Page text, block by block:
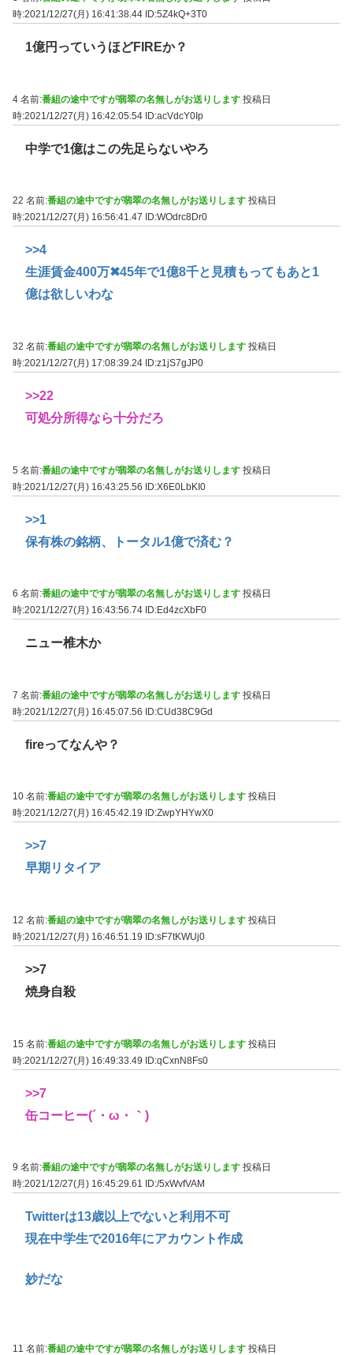
時:2021/12/27(月) 16:41:38.44 ID:5Z4kQ+3T0
1億円っていうほどFIREか？
4 名前:番組の途中ですが翡翠の名無しがお送りします 投稿日
時:2021/12/27(月) 16:42:05.54 ID:acVdcY0Ip
中学で1億はこの先足らないやろ
22 名前:番組の途中ですが翡翠の名無しがお送りします 投稿日
時:2021/12/27(月) 16:56:41.47
ID:WOdrc8Dr0
>>4
生涯賃金400万✖45年で1億8千と見積もってもあと1
億は欲しいわな
32 名前:番組の途中ですが翡翠の名無しがお送りします 投稿日
時:2021/12/27(月) 17:08:39.24 ID:z1jS7gJP0
>>22
可処分所得なら十分だろ
5 名前:番組の途中ですが翡翠の名無しがお送りします 投稿日
時:2021/12/27(月) 16:43:25.56 ID:X6E0LbKI0
>>1
保有株の銘柄、トータル1億で済む？
6 名前:番組の途中ですが翡翠の名無しがお送りします 投稿日
時:2021/12/27(月) 16:43:56.74 ID:Ed4zcXbF0
ニュー椎木か
7 名前:番組の途中ですが翡翠の名無しがお送りします 投稿日
時:2021/12/27(月) 16:45:07.56 ID:CUd38C9Gd
fireってなんや？
10 名前:番組の途中ですが翡翠の名無しがお送りします 投稿日
時:2021/12/27(月) 16:45:42.19
ID:ZwpYHYwX0
>>7
早期リタイア
12 名前:番組の途中ですが翡翠の名無しがお送りします 投稿日
時:2021/12/27(月) 16:46:51.19
ID:sF7tKWUj0
>>7
焼身自殺
15 名前:番組の途中ですが翡翠の名無しがお送りします 投稿日
時:2021/12/27(月) 16:49:33.49 ID:qCxnN8Fs0
>>7
缶コーヒー(´・ω・｀)
9 名前:番組の途中ですが翡翠の名無しがお送りします 投稿日
時:2021/12/27(月) 16:45:29.61
ID:/5xWvfVAM
Twitterは13歳以上でないと利用不可
現在中学生で2016年にアカウント作成
妙だな
11 名前:番組の途中ですが翡翠の名無しがお送りします 投稿日